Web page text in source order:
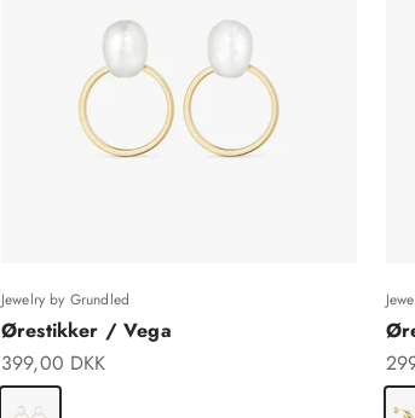
Jewelry by Grundled
Ørestikker / Vega
Salgspris
399,00 DKK
Forgyldt Messing